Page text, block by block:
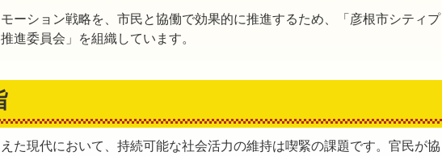
ーション戦略を、市民と協働で効果的に推進するため、「彦根市シティプ
進委員会」を組織しています。
た現代において、持続可能な社会活力の維持は喫緊の課題です。官民が協